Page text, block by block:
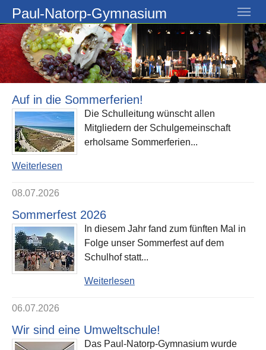
Skip to main navigation
Skip to main content
Skip to page footer
Paul-Natorp-Gymnasium
Auf in die Sommerferien!
Die Schulleitung wünscht allen
Mitgliedern der Schulgemeinschaft
erholsame Sommerferien...
Weiterlesen
08.07.2026
Sommerfest 2026
In diesem Jahr fand zum fünften Mal in
Folge unser Sommerfest auf dem
Schulhof statt...
Weiterlesen
06.07.2026
Wir sind eine Umweltschule!
Das Paul-Natorp-Gymnasium wurde